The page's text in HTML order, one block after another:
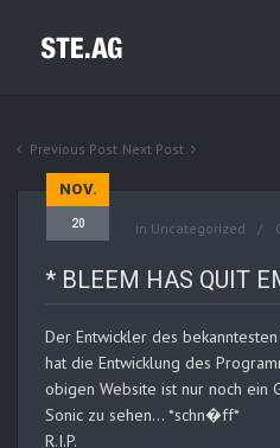
Previous Post Next Post
NOV.
20 in Uncategorized
* BLEEM HAS QUIT
Der Entwickler des
hat die Entwicklung des
obigen Website ist nur noch ein
Sonic zu sehen… *schn�ff*
R.I.P.